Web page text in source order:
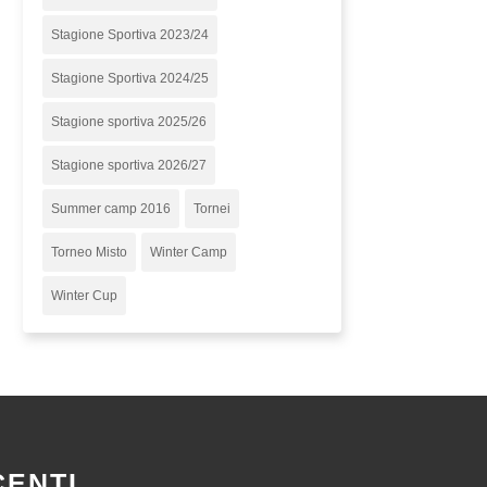
Stagione Sportiva 2023/24
Stagione Sportiva 2024/25
Stagione sportiva 2025/26
Stagione sportiva 2026/27
Summer camp 2016 Tornei
Torneo Misto Winter Camp
Winter Cup